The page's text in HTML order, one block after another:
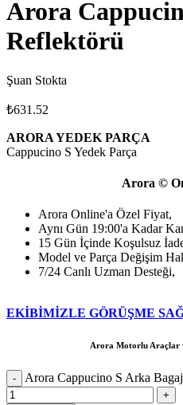
Arora
Reflektörü
Şuan Stokta
₺631.52
ARORA YEDEK PARÇA
Cappucino S Yedek Parça
Arora ©
Arora Online'a Özel Fiyat,
Aynı Gün 19:00'a Kadar
15 Gün İçinde Koşulsuz
Model ve Parça Değişim
7/24 Canlı Uzman Desteği,
EKİBİMİZLE GÖRÜŞME
Arora Motorlu Araçlar
Arora Cappucino S Arka